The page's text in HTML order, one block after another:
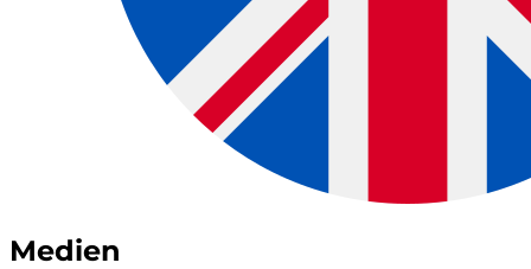
Medien